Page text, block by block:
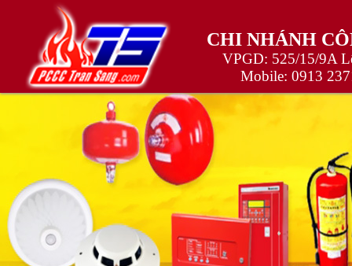
CHI NHÁNH
VPGD: 525/15/9A
Mobile: 0913